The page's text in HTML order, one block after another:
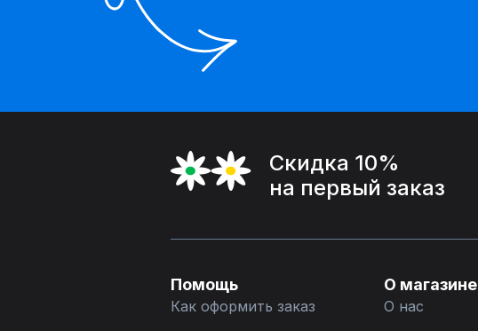
Скидка 10%
на первый заказ
Помощь
Как оформить заказ
О магазине
О нас